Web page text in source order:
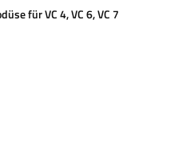
für VC 4, VC 6, VC 7